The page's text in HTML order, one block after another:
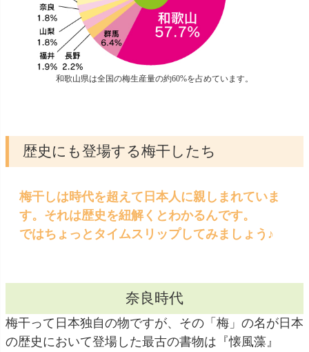
和歌山県は全国の梅生産量の約60%を占めています。
歴史にも登場する梅干したち
梅干しは時代を超えて日本人に親しまれていま
す。それは歴史を紐解くとわかるんです。
ではちょっとタイムスリップしてみましょう♪
奈良時代
梅干って日本独自の物ですが、その「梅」の名が日本
の歴史において登場した最古の書物は『懐風藻』